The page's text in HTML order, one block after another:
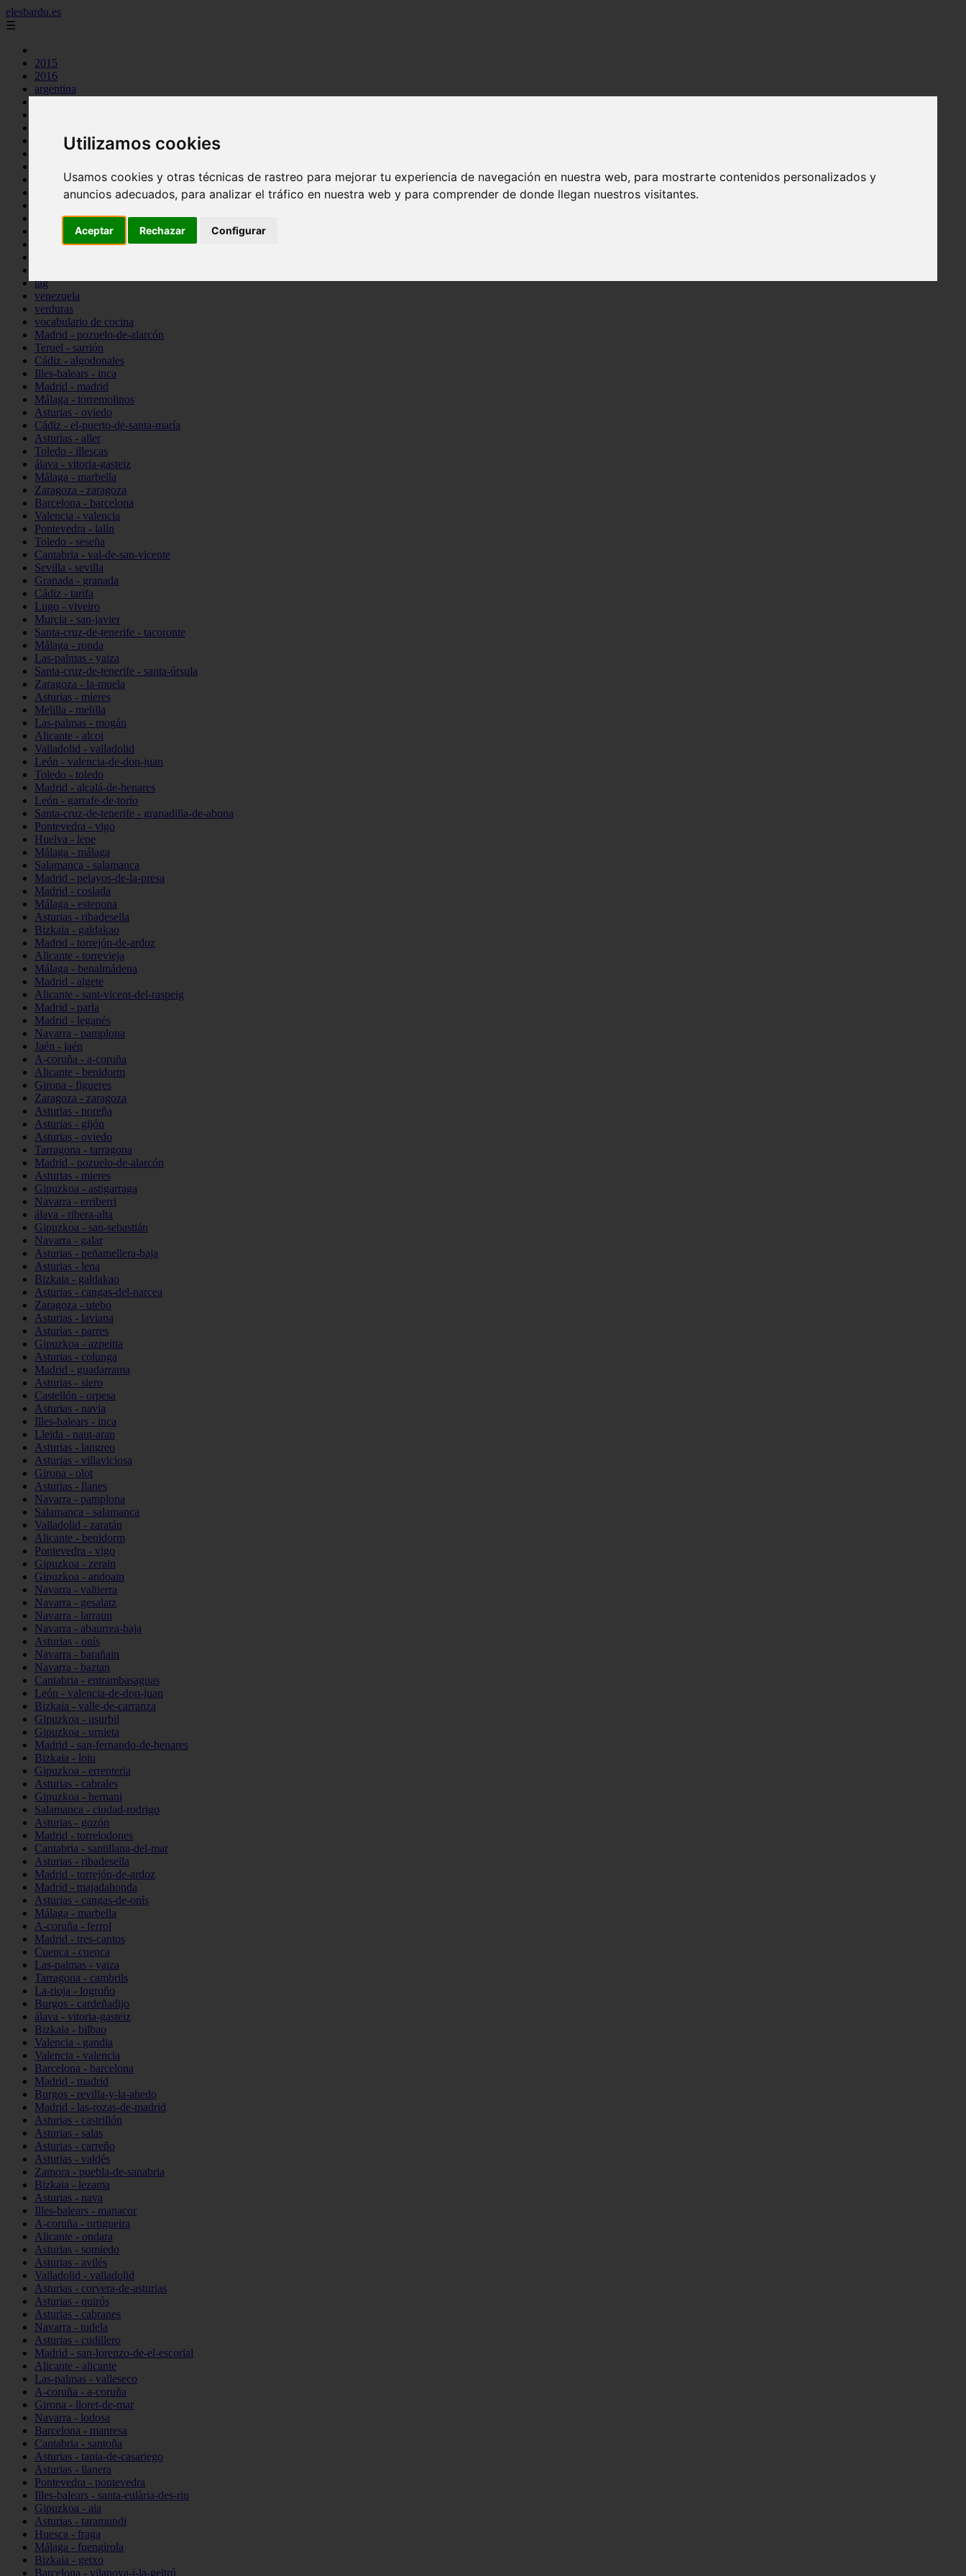
Utilizamos cookies
Usamos cookies y otras técnicas de rastreo para mejorar tu experiencia de navegación en nuestra web, para mostrarte contenidos personalizados y
anuncios adecuados, para analizar el tráfico en nuestra web y para comprender de donde llegan nuestros visitantes.
Aceptar Rechazar Configurar
elesbardu.es
☰
2015
2016
argentina
cocina casera
comidas
huevos
mariscos
postres
tag
venezuela
verduras
vocabulario de cocina
Madrid - pozuelo-de-alarcón
Teruel - sarrión
Cádiz - algodonales
Illes-balears - inca
Madrid - madrid
Málaga - torremolinos
Asturias - oviedo
Cádiz - el-puerto-de-santa-maría
Asturias - aller
Toledo - illescas
álava - vitoria-gasteiz
Málaga - marbella
Zaragoza - zaragoza
Barcelona - barcelona
Valencia - valencia
Pontevedra - lalín
Toledo - seseña
Cantabria - val-de-san-vicente
Sevilla - sevilla
Granada - granada
Cádiz - tarifa
Lugo - viveiro
Murcia - san-javier
Santa-cruz-de-tenerife - tacoronte
Málaga - ronda
Las-palmas - yaiza
Santa-cruz-de-tenerife - santa-úrsula
Zaragoza - la-muela
Asturias - mieres
Melilla - melilla
Las-palmas - mogán
Alicante - alcoi
Valladolid - valladolid
León - valencia-de-don-juan
Toledo - toledo
Madrid - alcalá-de-henares
León - garrafe-de-torío
Santa-cruz-de-tenerife - granadilla-de-abona
Pontevedra - vigo
Huelva - lepe
Málaga - málaga
Salamanca - salamanca
Madrid - pelayos-de-la-presa
Madrid - coslada
Málaga - estepona
Asturias - ribadesella
Bizkaia - galdakao
Madrid - torrejón-de-ardoz
Alicante - torrevieja
Málaga - benalmádena
Madrid - algete
Alicante - sant-vicent-del-raspeig
Madrid - parla
Madrid - leganés
Navarra - pamplona
Jaén - jaén
A-coruña - a-coruña
Alicante - benidorm
Girona - figueres
Zaragoza - zaragoza
Asturias - noreña
Asturias - gijón
Asturias - oviedo
Tarragona - tarragona
Madrid - pozuelo-de-alarcón
Asturias - mieres
Gipuzkoa - astigarraga
Navarra - erriberri
álava - ribera-alta
Gipuzkoa - san-sebastián
Navarra - galar
Asturias - peñamellera-baja
Asturias - lena
Bizkaia - galdakao
Asturias - cangas-del-narcea
Zaragoza - utebo
Asturias - laviana
Asturias - parres
Gipuzkoa - azpeitia
Asturias - colunga
Madrid - guadarrama
Asturias - siero
Castellón - orpesa
Asturias - navia
Illes-balears - inca
Lleida - naut-aran
Asturias - langreo
Asturias - villaviciosa
Girona - olot
Asturias - llanes
Navarra - pamplona
Salamanca - salamanca
Valladolid - zaratán
Alicante - benidorm
Pontevedra - vigo
Gipuzkoa - zerain
Gipuzkoa - andoain
Navarra - valtierra
Navarra - gesalatz
Navarra - larraun
Navarra - abaurrea-baja
Asturias - onís
Navarra - barañain
Navarra - baztan
Cantabria - entrambasaguas
León - valencia-de-don-juan
Bizkaia - valle-de-carranza
Gipuzkoa - usurbil
Gipuzkoa - urnieta
Madrid - san-fernando-de-henares
Bizkaia - loiu
Gipuzkoa - errenteria
Asturias - cabrales
Gipuzkoa - hernani
Salamanca - ciudad-rodrigo
Asturias - gozón
Madrid - torrelodones
Cantabria - santillana-del-mar
Asturias - ribadesella
Madrid - torrejón-de-ardoz
Madrid - majadahonda
Asturias - cangas-de-onís
Málaga - marbella
A-coruña - ferrol
Madrid - tres-cantos
Cuenca - cuenca
Las-palmas - yaiza
Tarragona - cambrils
La-rioja - logroño
Burgos - cardeñadijo
álava - vitoria-gasteiz
Bizkaia - bilbao
Valencia - gandia
Valencia - valencia
Barcelona - barcelona
Madrid - madrid
Burgos - revilla-y-la-ahedo
Madrid - las-rozas-de-madrid
Asturias - castrillón
Asturias - salas
Asturias - carreño
Asturias - valdés
Zamora - puebla-de-sanabria
Bizkaia - lezama
Asturias - nava
Illes-balears - manacor
A-coruña - ortigueira
Alicante - ondara
Asturias - somiedo
Asturias - avilés
Valladolid - valladolid
Asturias - corvera-de-asturias
Asturias - quirós
Asturias - cabranes
Navarra - tudela
Asturias - cudillero
Madrid - san-lorenzo-de-el-escorial
Alicante - alicante
Las-palmas - valleseco
A-coruña - a-coruña
Girona - lloret-de-mar
Navarra - lodosa
Barcelona - manresa
Cantabria - santoña
Asturias - tapia-de-casariego
Asturias - llanera
Pontevedra - pontevedra
Illes-balears - santa-eulària-des-riu
Gipuzkoa - aia
Asturias - taramundi
Huesca - fraga
Málaga - fuengirola
Bizkaia - getxo
Barcelona - vilanova-i-la-geltrú